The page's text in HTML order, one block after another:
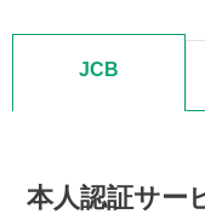
JCB
本人認証サー